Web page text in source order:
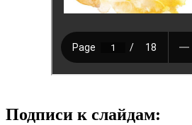
Подписи к слайдам: